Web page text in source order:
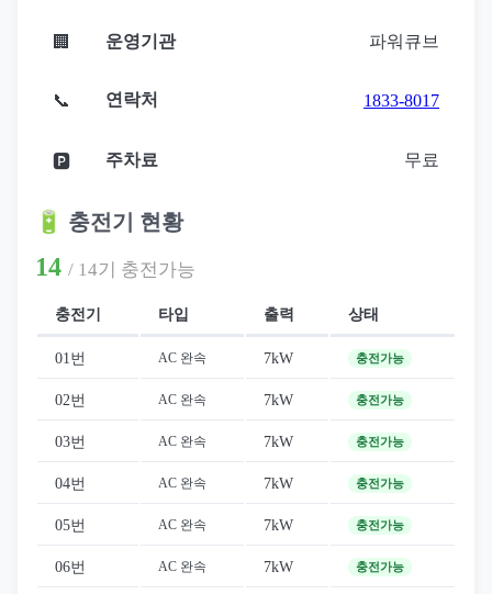
🏢 운영기관 파워큐브
📞 연락처 1833-8017
🅿️ 주차료 무료
🔋 충전기 현황
14 / 14기 충전가능
충전기 타입 출력 상태
01번 AC 완속 7kW 충전가능
02번 AC 완속 7kW 충전가능
03번 AC 완속 7kW 충전가능
04번 AC 완속 7kW 충전가능
05번 AC 완속 7kW 충전가능
06번 AC 완속 7kW 충전가능